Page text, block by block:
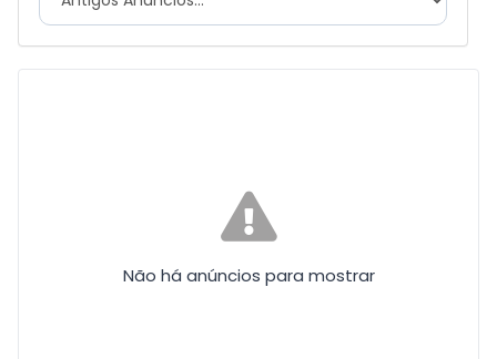
Não há anúncios para mostrar